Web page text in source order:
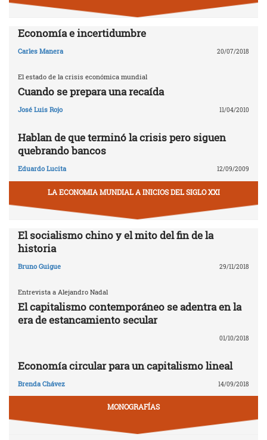
Economía e incertidumbre
Carles Manera 20/07/2018
El estado de la crisis económica mundial
Cuando se prepara una recaída
José Luis Rojo 11/04/2010
Hablan de que terminó la crisis pero siguen
quebrando bancos
Eduardo Lucita 12/09/2009
LA ECONOMIA MUNDIAL A INICIOS DEL SIGLO XXI
El socialismo chino y el mito del fin de la
historia
Bruno Guigue 29/11/2018
Entrevista a Alejandro Nadal
El capitalismo contemporáneo se adentra en la
era de estancamiento secular
01/10/2018
Economía circular para un capitalismo lineal
Brenda Chávez 14/09/2018
MONOGRAFÍAS